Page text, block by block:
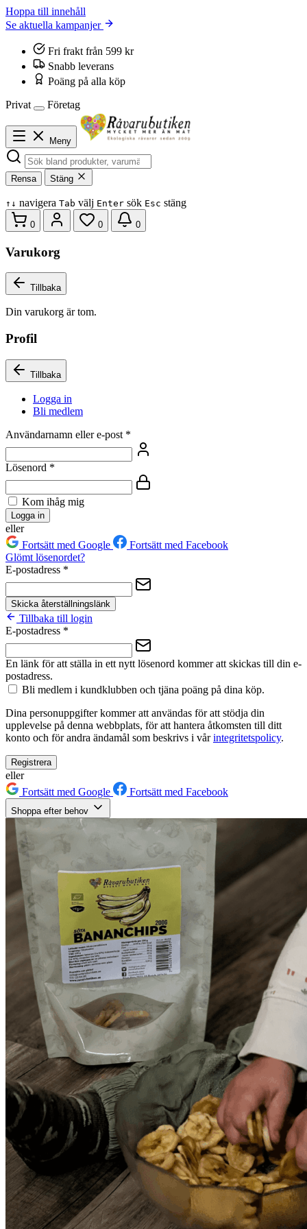
Hoppa till innehåll
Se aktuella kampanjer
Fri frakt från 599 kr
Snabb leverans
Poäng på alla köp
Privat
Företag
Meny
Rensa Stäng
↑ ↓ navigera Tab välj Enter sök Esc stäng
0 0 0
Varukorg
Tillbaka
Din varukorg är tom.
Profil
Tillbaka
Logga in
Bli medlem
Användarnamn eller e-post *
Lösenord *
Kom ihåg mig
Logga in
eller
Fortsätt med Google
Fortsätt med Facebook
Glömt lösenordet?
E-postadress *
Skicka återställningslänk
Tillbaka till login
E-postadress *
En länk för att ställa in ett nytt lösenord kommer att skickas till din e-
postadress.
Bli medlem i kundklubben och tjäna poäng på dina köp.
Dina personuppgifter kommer att användas för att stödja din
upplevelse på denna webbplats, för att hantera åtkomsten till ditt
konto och för andra ändamål som beskrivs i vårintegritetspolicy.
Registrera
eller
Fortsätt med Google
Fortsätt med Facebook
Shoppa efter behov